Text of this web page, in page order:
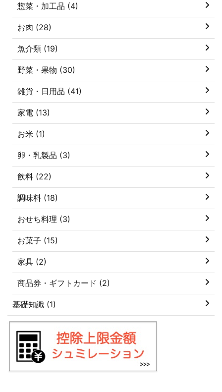
惣菜・加工品 (4)
お肉 (28)
魚介類 (19)
野菜・果物 (30)
雑貨・日用品 (41)
家電 (13)
お米 (1)
卵・乳製品 (3)
飲料 (22)
調味料 (18)
おせち料理 (3)
お菓子 (15)
家具 (2)
商品券・ギフトカード (2)
基礎知識 (1)